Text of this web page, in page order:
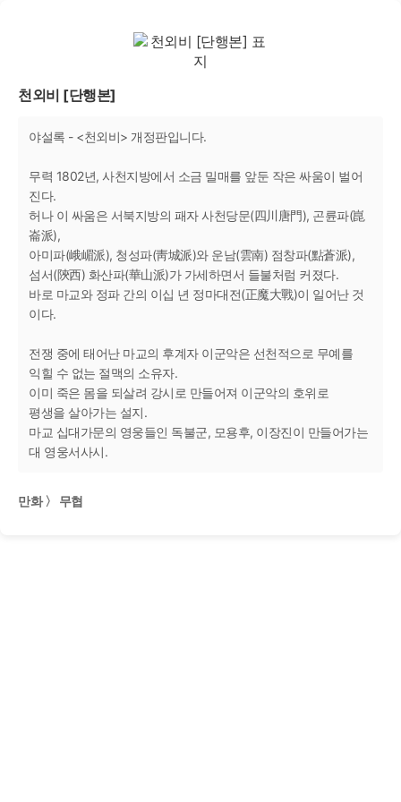
천외비 [단행본]
야설록 - <천외비> 개정판입니다.
무력 1802년, 사천지방에서 소금 밀매를 앞둔 작은 싸움이 벌어
진다.
허나 이 싸움은 서북지방의 패자 사천당문(四川唐門), 곤륜파(崑
崙派),
아미파(峨嵋派), 청성파(靑城派)와 운남(雲南) 점창파(點蒼派),
섬서(陝西) 화산파(華山派)가 가세하면서 들불처럼 커졌다.
바로 마교와 정파 간의 이십 년 정마대전(正魔大戰)이 일어난 것
이다.
전쟁 중에 태어난 마교의 후계자 이군악은 선천적으로 무예를
익힐 수 없는 절맥의 소유자.
이미 죽은 몸을 되살려 강시로 만들어져 이군악의 호위로
평생을 살아가는 설지.
마교 십대가문의 영웅들인 독불군, 모용후, 이장진이 만들어가는
대 영웅서사시.
만화 〉 무협